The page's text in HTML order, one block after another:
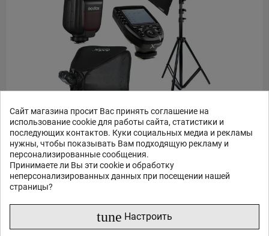
Сайт магазина просит Вас принять соглашение на
использование cookie для работы сайта, статистики и
последующих контактов. Куки социальных медиа и рекламы
нужны, чтобы показывать Вам подходящую рекламу и
персонализированные сообщения.
Принимаете ли Вы эти cookie и обработку
неперсонализированных данных при посещении нашей
страницы?
tune Настроить
Godox Starter BARDT KIT Sony BARDT START S
€279,95
По предзаказу, срок доставки не известен
ЗАКАЗ В 1 КЛИК